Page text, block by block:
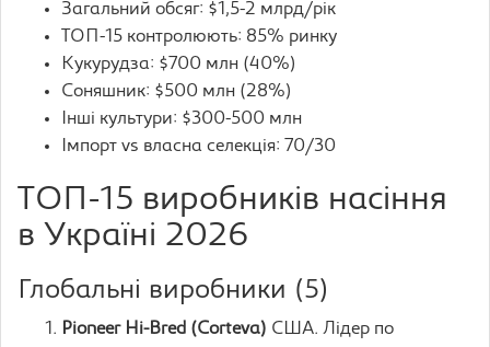
Загальний обсяг: $1,5-2 млрд/рік
ТОП-15 контролюють: 85% ринку
Кукурудза: $700 млн (40%)
Соняшник: $500 млн (28%)
Інші культури: $300-500 млн
Імпорт vs власна селекція: 70/30
ТОП-15 виробників насіння
в Україні 2026
Глобальні виробники (5)
Pioneer Hi-Bred (Corteva) США. Лідер по